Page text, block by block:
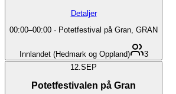
Detaljer
00:00–00:00 · Potetfestival på Gran, GRAN
Innlandet (Hedmark og Oppland)
3
12. SEP
Potetfestivalen på Gran